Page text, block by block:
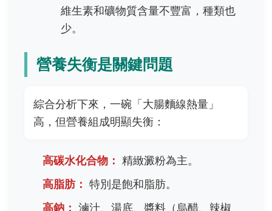
維生素和礦物質含量不豐富，種類也
少。
營養失衡是關鍵問題
綜合分析下來，一碗「大腸麵線熱量」
高，但營養組成明顯失衡：
高碳水化合物： 精緻澱粉為主。
高脂肪： 特別是飽和脂肪。
高鈉： 滷汁、湯底、醬料（烏醋、辣椒